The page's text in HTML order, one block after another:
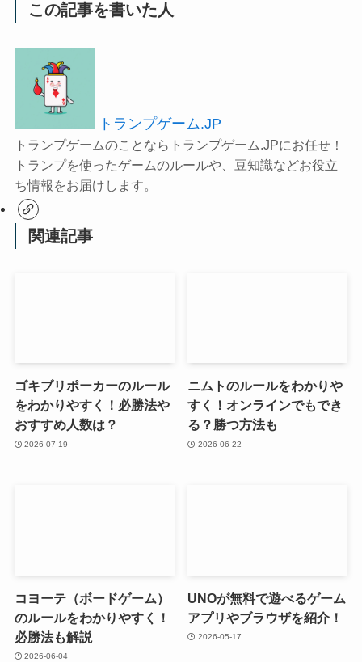
この記事を書いた人
トランプゲーム.JP
トランプゲームのことならトランプゲーム.JPにお任せ！
トランプを使ったゲームのルールや、豆知識などお役立
ち情報をお届けします。
関連記事
ゴキブリポーカーのルール
をわかりやすく！必勝法や
おすすめ人数は？
2026-07-19
ニムトのルールをわかりや
すく！オンラインでもでき
る？勝つ方法も
2026-06-22
コヨーテ（ボードゲーム）
のルールをわかりやすく！
必勝法も解説
2026-06-04
UNOが無料で遊べるゲーム
アプリやブラウザを紹介！
2026-05-17